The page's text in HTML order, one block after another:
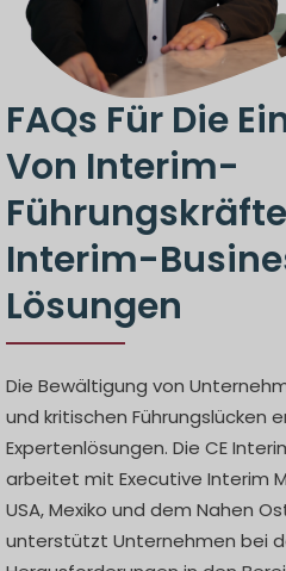
FAQs Für Die
Von Interim-
Interim-
Lösungen
Die Bewältigung von
und kritischen Führungslücken
Expertenlösungen. Die CE
arbeitet mit Executive Interim
USA, Mexiko und dem Nahen
unterstützt Unternehmen bei